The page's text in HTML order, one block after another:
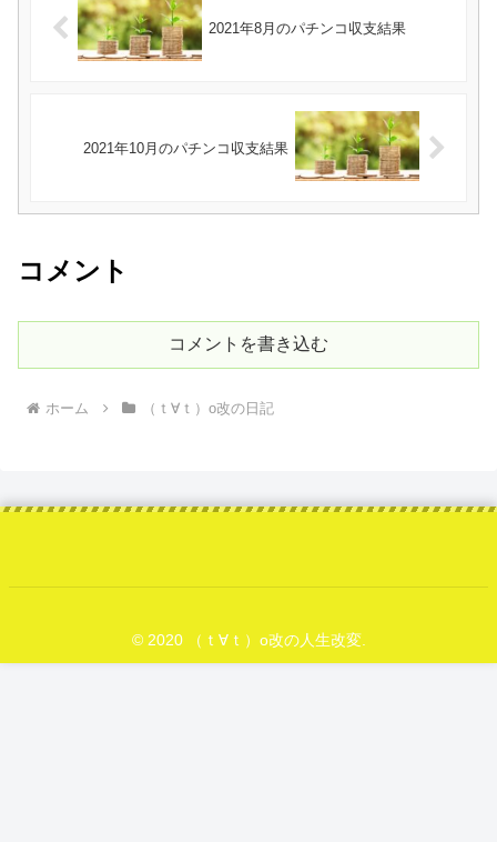
2021年8月のパチンコ収支結果
2021年10月のパチンコ収支結果
コメント
コメントを書き込む
ホーム （ｔ∀ｔ）o改の日記
© 2020 （ｔ∀ｔ）o改の人生改変.